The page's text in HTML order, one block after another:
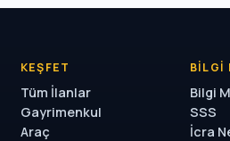
KEŞFET
Tüm İlanlar
Gayrimenkul
Araç
BILGI
Bilgi
SSS
İcra